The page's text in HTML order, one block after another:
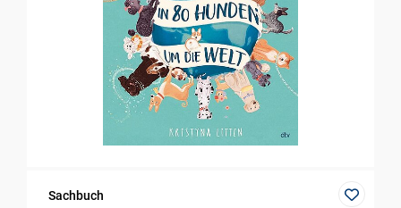
Sachbuch